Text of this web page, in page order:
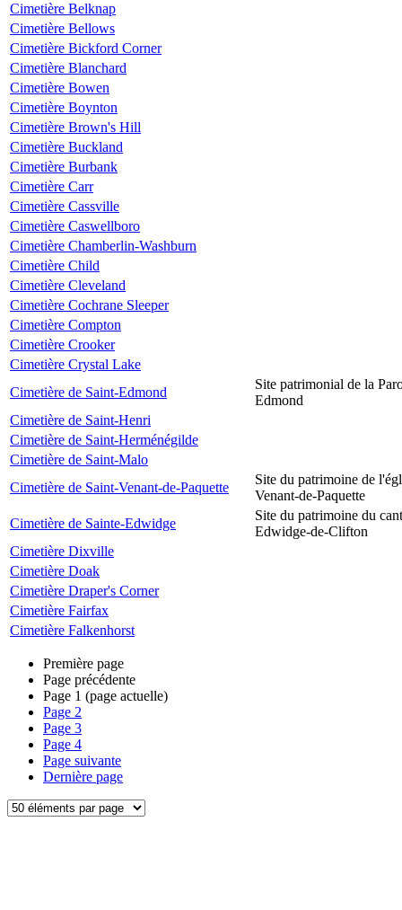
Cimetière Belknap
Cimetière Bellows
Cimetière Bickford Corner
Cimetière Blanchard
Cimetière Bowen
Cimetière Boynton
Cimetière Brown's Hill
Cimetière Buckland
Cimetière Burbank
Cimetière Carr
Cimetière Cassville
Cimetière Caswellboro
Cimetière Chamberlin-Washburn
Cimetière Child
Cimetière Cleveland
Cimetière Cochrane Sleeper
Cimetière Compton
Cimetière Crooker
Cimetière Crystal Lake
Cimetière de Saint-Edmond
Site patrimonial de la
Edmond
Cimetière de Saint-Henri
Cimetière de Saint-Herménégilde
Cimetière de Saint-Malo
Cimetière de Saint-Venant-de-Paquette
Site du patrimoine de
Venant-de-Paquette
Cimetière de Sainte-Edwidge
Site du patrimoine du
Edwidge-de-Clifton
Cimetière Dixville
Cimetière Doak
Cimetière Draper's Corner
Cimetière Fairfax
Cimetière Falkenhorst
Première page
Page précédente
Page 1 (page actuelle)
Page 2
Page 3
Page 4
Page suivante
Dernière page